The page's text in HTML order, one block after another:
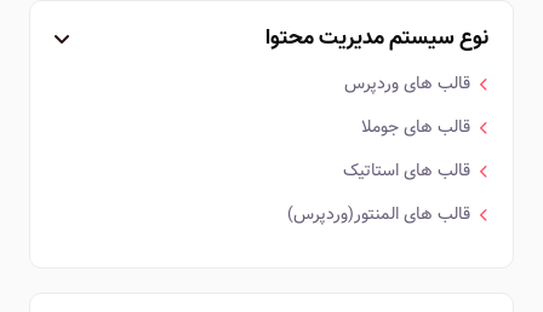
نوع سیستم مدیریت محتوا
قالب های وردپرس
قالب های جوملا
قالب های استاتیک
قالب های المنتور(وردپرس)